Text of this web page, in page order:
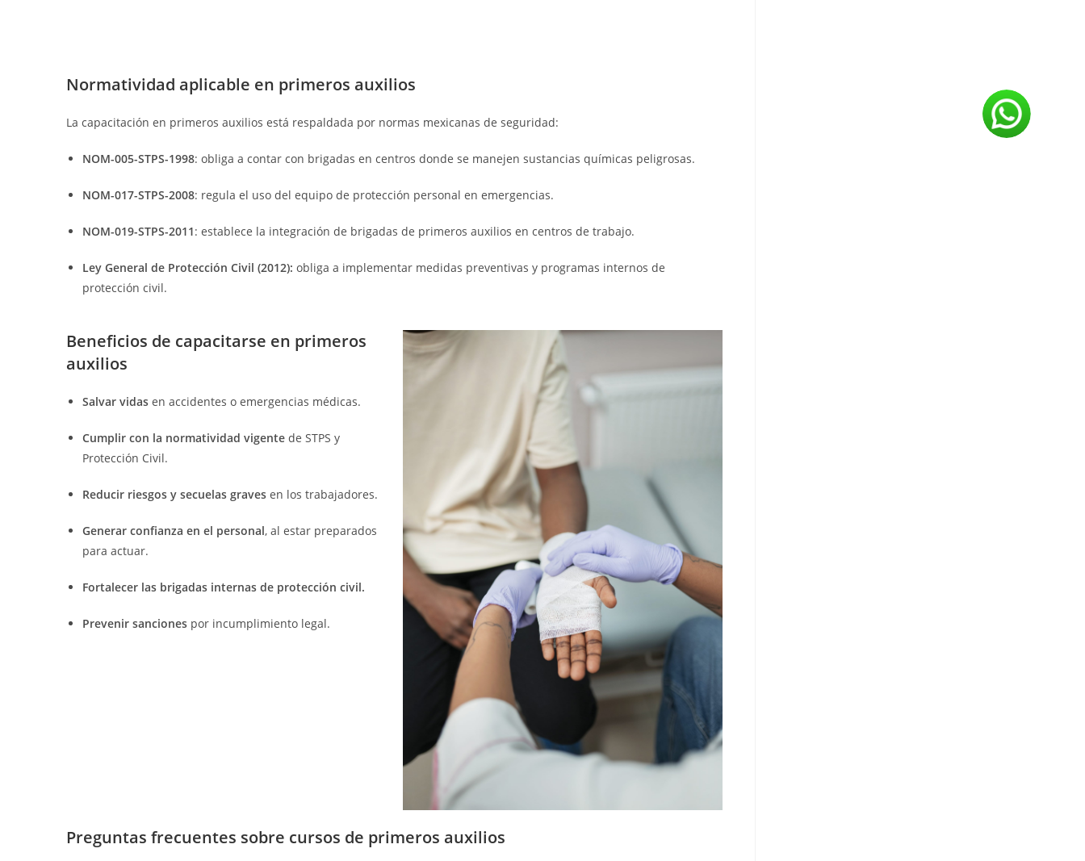
Normatividad aplicable en primeros auxilios
La capacitación en primeros auxilios está respaldada por normas mexicanas de seguridad:
NOM-005-STPS-1998: obliga a contar con brigadas en centros donde se manejen sustancias químicas peligrosas.
NOM-017-STPS-2008: regula el uso del equipo de protección personal en emergencias.
NOM-019-STPS-2011: establece la integración de brigadas de primeros auxilios en centros de trabajo.
Ley General de Protección Civil (2012): obliga a implementar medidas preventivas y programas internos de
protección civil.
Beneficios de capacitarse en primeros
auxilios
Salvar vidas en accidentes o emergencias médicas.
Cumplir con la normatividad vigente de STPS y
Protección Civil.
Reducir riesgos y secuelas graves en los trabajadores.
Generar confianza en el personal, al estar preparados
para actuar.
Fortalecer las brigadas internas de protección civil.
Prevenir sanciones por incumplimiento legal.
Preguntas frecuentes sobre cursos de primeros auxilios